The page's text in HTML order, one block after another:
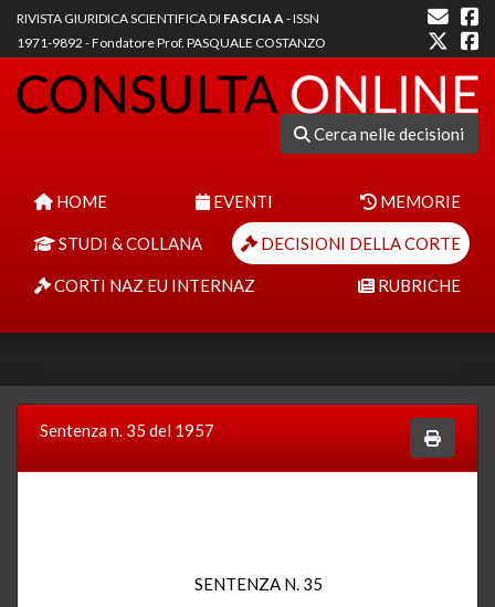
RIVISTA GIURIDICA SCIENTIFICA DI FASCIA A- ISSN
1971-9892 - Fondatore Prof. PASQUALE COSTANZO
Cerca nelle decisioni
HOME EVENTI MEMORIE
STUDI & COLLANA DECISIONI DELLA CORTE
CORTI NAZ EU INTERNAZ RUBRICHE
Sentenza n. 35 del 1957
SENTENZA N. 35